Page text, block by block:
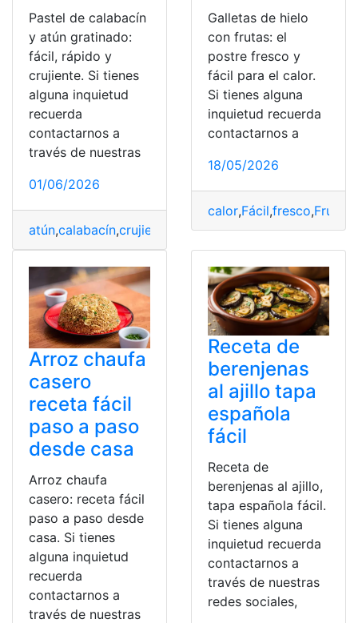
Pastel de calabacín
y atún gratinado:
fácil, rápido y
crujiente. Si tienes
alguna inquietud
recuerda
contactarnos a
través de nuestras
01/06/2026
atún,calabacín,crujiente Fácil,gratinado,Pastel,Rápido
Galletas de hielo
con frutas: el
postre fresco y
fácil para el calor.
Si tienes alguna
inquietud recuerda
contactarnos a
18/05/2026
calor,Fácil,fresco,Frutas
Arroz chaufa
casero
receta fácil
paso a paso
desde casa
Arroz chaufa
casero: receta fácil
paso a paso desde
casa. Si tienes
alguna inquietud
recuerda
contactarnos a
través de nuestras
Receta de
berenjenas
al ajillo tapa
española
fácil
Receta de
berenjenas al ajillo,
tapa española fácil.
Si tienes alguna
inquietud recuerda
contactarnos a
través de nuestras
redes sociales,